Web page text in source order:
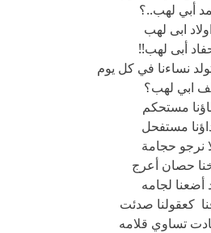
أبي لهب..؟
ابى لهب
أبى لهب!!
نساءنا في كل يوم
ابي لهب؟
مستحكم
مستفحل
نرجو حجامة
حصان أعرج
أضعنا لجامه
كعقولنا صدئت
تساوي قلامه